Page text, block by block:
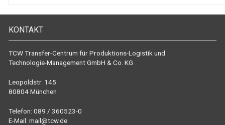
KONTAKT
TCW Transfer-Centrum für Produktions-Logistik und
Technologie-Management GmbH & Co. KG
Leopoldstr. 145
80804 München
Telefon: 089 / 360523-0
E-Mail: mail@tcw.de